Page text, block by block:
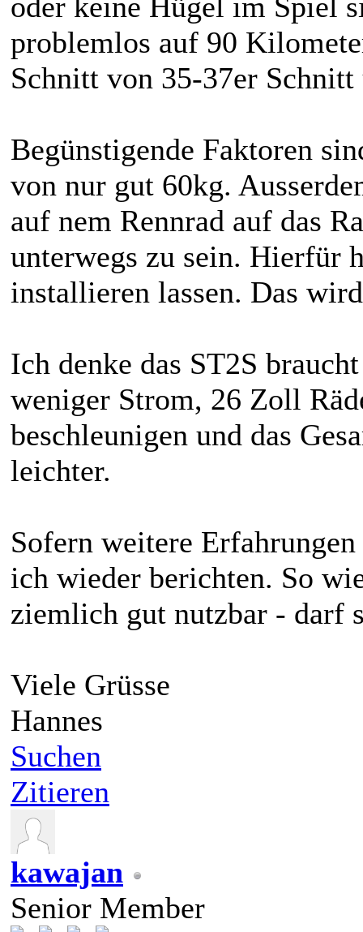
problemlos auf 90
Schnitt von 35-37er Schnitt
Begünstigende Faktoren
von nur gut 60kg.
auf nem Rennrad auf das
unterwegs zu sein. Hierfür
installieren lassen. Das
Ich denke das ST2S
weniger Strom, 26 Zoll
beschleunigen und das
leichter.
Sofern weitere
ich wieder berichten. So
ziemlich gut nutzbar - darf
Viele Grüsse
Hannes
Suchen
Zitieren
kawajan
Senior Member